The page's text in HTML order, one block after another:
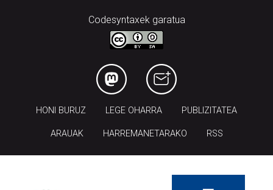
Codesyntaxek garatua
HONI BURUZ LEGE OHARRA PUBLIZITATEA
ARAUAK HARREMANETARAKO RSS